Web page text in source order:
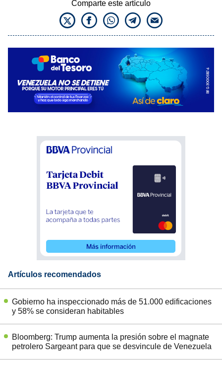
Comparte este artículo
Artículos recomendados
Gobierno ha inspeccionado más de 51.000 edificaciones
y 58% se consideran habitables
Bloomberg: Trump aumenta la presión sobre el magnate
petrolero Sargeant para que se desvincule de Venezuela